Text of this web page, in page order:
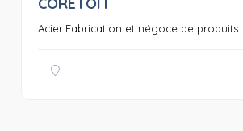
Acier:Fabrication et négoce de produits ...